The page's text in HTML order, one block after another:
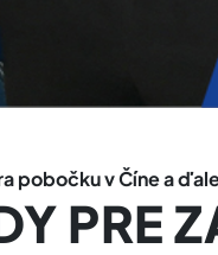
pobočku v Číne a
PRE